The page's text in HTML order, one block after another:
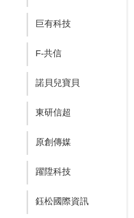
巨有科技
F-共信
諾貝兒寶貝
東研信超
原創傳媒
躍陞科技
鈺松國際資訊